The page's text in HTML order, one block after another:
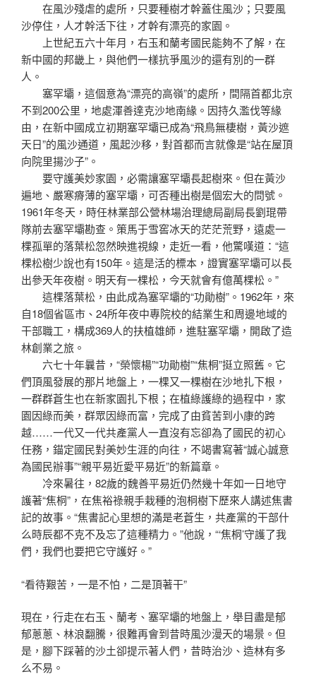
在風沙殘虐的處所，只要種樹才幹蓋住風沙；只要風
沙停住，人才幹活下往，才幹有漂亮的家園。
上世紀五六十年月，右玉和蘭考國民能夠不了解，在
新中國的邦畿上，與他們一樣抗爭風沙的還有別的一群
人。
塞罕壩，這個意為“漂亮的高嶺”的處所，間隔首都北京
不到200公里，地處渾善達克沙地南緣。因持久濫伐等緣
由，在新中國成立初期塞罕壩已成為“飛鳥無棲樹，黃沙遮
天日”的風沙通道，風起沙移，對首都而言就像是“站在屋頂
向院里揚沙子”。
要守護美妙家園，必需讓塞罕壩長起樹來。但在黃沙
遍地、嚴寒瘠薄的塞罕壩，可否種出樹是個宏大的問號。
1961年冬天，時任林業部公營林場治理總局副局長劉琨帶
隊前去塞罕壩勘查。策馬于雪窖冰天的茫茫荒野，遠處一
棵孤單的落葉松忽然映進視線，走近一看，他驚嘆道：“這
棵松樹少說也有150年。這是活的標本，證實塞罕壩可以長
出參天年夜樹。明天有一棵松，今天就會有億萬棵松。”
這棵落葉松，由此成為塞罕壩的“功勛樹”。1962年，來
自18個省區市、24所年夜中專院校的結業生和周邊地域的
干部職工，構成369人的扶植雄師，進駐塞罕壩，開啟了造
林創業之旅。
六七十年曩昔，“榮懷楊”“功勛樹”“焦桐”挺立照舊。它
們頂風發展的那片地盤上，一棵又一棵樹在沙地扎下根，
一群群蒼生也在新家園扎下根；在植綠護綠的過程中，家
園因綠而美，群眾因綠而富，完成了由貧苦到小康的跨
越……一代又一代共產黨人一直沒有忘卻為了國民的初心
任務，錨定國民對美妙生涯的向往，不竭書寫著“誠心誠意
為國民辦事”“親平易近愛平易近”的新篇章。
冷來暑往，82歲的魏善平易近仍然幾十年如一日地守
護著“焦桐”，在焦裕祿親手栽種的泡桐樹下歷來人講述焦書
記的故事。“焦書記心里想的滿是老蒼生，共產黨的干部什
么時辰都不克不及忘了這種精力。”他說，“‘焦桐’守護了我
們，我們也要把它守護好。”
“看待艱苦，一是不怕，二是頂著干”
現在，行走在右玉、蘭考、塞罕壩的地盤上，舉目盡是郁
郁蔥蔥、林浪翻騰，很難再會到昔時風沙漫天的場景。但
是，腳下踩著的沙土卻提示著人們，昔時治沙、造林有多
么不易。